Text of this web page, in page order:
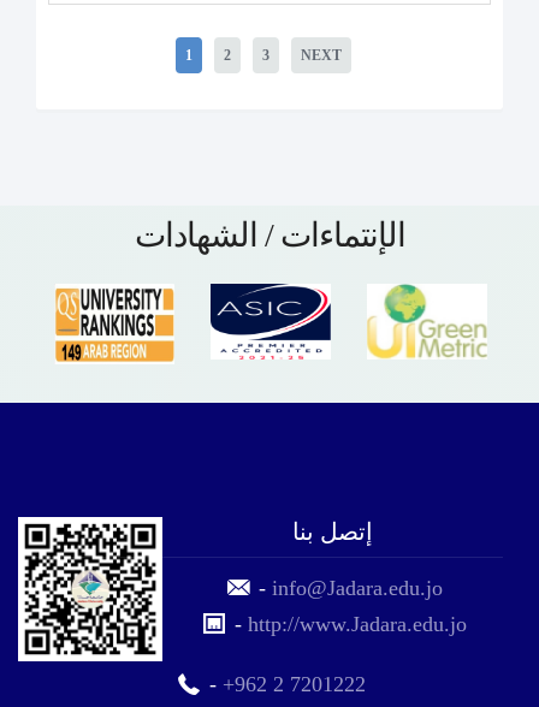
1 2 3 NEXT
الإنتماءات / الشهادات
إتصل بنا
-info@Jadara.edu.jo
-http://www.Jadara.edu.jo
- +962 2 7201222